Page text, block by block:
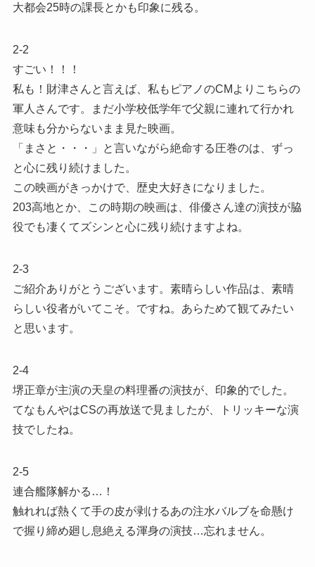
大都会25時の課長とかも印象に残る。
2-2
すごい！！！
私も！財津さんと言えば、私もピアノのCMよりこちらの
軍人さんです。まだ小学校低学年で父親に連れて行かれ
意味も分からないまま見た映画。
「まさと・・・」と言いながら絶命する圧巻のは、ずっ
と心に残り続けました。
この映画がきっかけで、歴史大好きになりました。
203高地とか、この時期の映画は、俳優さん達の演技が脇
役でも凄くてズシンと心に残り続けますよね。
2-3
ご紹介ありがとうございます。素晴らしい作品は、素晴
らしい役者がいてこそ。ですね。あらためて観てみたい
と思います。
2-4
堺正章が主演の天皇の料理番の演技が、印象的でした。
てなもんやはCSの再放送で見ましたが、トリッキーな演
技でしたね。
2-5
連合艦隊解かる…！
触れれば熱くて手の皮が剥けるあの注水バルブを命懸け
で握り締め廻し息絶える渾身の演技…忘れません。